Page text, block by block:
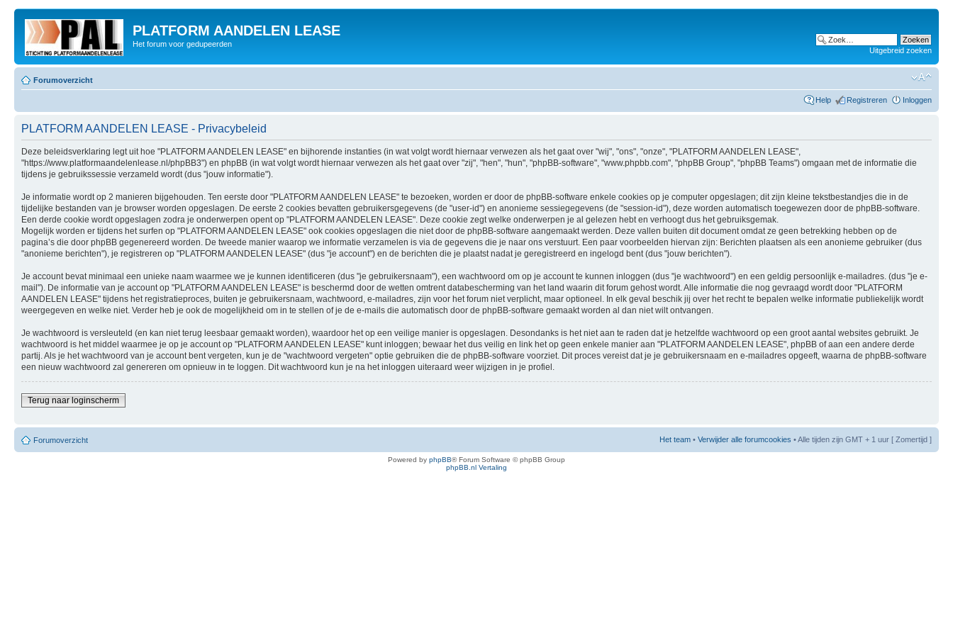
PLATFORM AANDELEN LEASE
Het forum voor gedupeerden
Uitgebreid zoeken
Forumoverzicht
Help Registreren Inloggen
PLATFORM AANDELEN LEASE - Privacybeleid
Deze beleidsverklaring legt uit hoe "PLATFORM AANDELEN LEASE" en bijhorende instanties (in wat volgt wordt hiernaar verwezen als het gaat over "wij", "ons", "onze", "PLATFORM AANDELEN LEASE",
"https://www.platformaandelenlease.nl/phpBB3") en phpBB (in wat volgt wordt hiernaar verwezen als het gaat over "zij", "hen", "hun", "phpBB-software", "www.phpbb.com", "phpBB Group", "phpBB Teams") omgaan met de informatie die
tijdens je gebruikssessie verzameld wordt (dus "jouw informatie").
Je informatie wordt op 2 manieren bijgehouden. Ten eerste door "PLATFORM AANDELEN LEASE" te bezoeken, worden er door de phpBB-software enkele cookies op je computer opgeslagen; dit zijn kleine tekstbestandjes die in de
tijdelijke bestanden van je browser worden opgeslagen. De eerste 2 cookies bevatten gebruikersgegevens (de "user-id") en anonieme sessiegegevens (de "session-id"), deze worden automatisch toegewezen door de phpBB-software.
Een derde cookie wordt opgeslagen zodra je onderwerpen opent op "PLATFORM AANDELEN LEASE". Deze cookie zegt welke onderwerpen je al gelezen hebt en verhoogt dus het gebruiksgemak.
Mogelijk worden er tijdens het surfen op "PLATFORM AANDELEN LEASE" ook cookies opgeslagen die niet door de phpBB-software aangemaakt werden. Deze vallen buiten dit document omdat ze geen betrekking hebben op de
pagina’s die door phpBB gegenereerd worden. De tweede manier waarop we informatie verzamelen is via de gegevens die je naar ons verstuurt. Een paar voorbeelden hiervan zijn: Berichten plaatsen als een anonieme gebruiker (dus
"anonieme berichten"), je registreren op "PLATFORM AANDELEN LEASE" (dus "je account") en de berichten die je plaatst nadat je geregistreerd en ingelogd bent (dus "jouw berichten").
Je account bevat minimaal een unieke naam waarmee we je kunnen identificeren (dus "je gebruikersnaam"), een wachtwoord om op je account te kunnen inloggen (dus "je wachtwoord") en een geldig persoonlijk e-mailadres. (dus "je e-
mail"). De informatie van je account op "PLATFORM AANDELEN LEASE" is beschermd door de wetten omtrent databescherming van het land waarin dit forum gehost wordt. Alle informatie die nog gevraagd wordt door "PLATFORM
AANDELEN LEASE" tijdens het registratieproces, buiten je gebruikersnaam, wachtwoord, e-mailadres, zijn voor het forum niet verplicht, maar optioneel. In elk geval beschik jij over het recht te bepalen welke informatie publiekelijk wordt
weergegeven en welke niet. Verder heb je ook de mogelijkheid om in te stellen of je de e-mails die automatisch door de phpBB-software gemaakt worden al dan niet wilt ontvangen.
Je wachtwoord is versleuteld (en kan niet terug leesbaar gemaakt worden), waardoor het op een veilige manier is opgeslagen. Desondanks is het niet aan te raden dat je hetzelfde wachtwoord op een groot aantal websites gebruikt. Je
wachtwoord is het middel waarmee je op je account op "PLATFORM AANDELEN LEASE" kunt inloggen; bewaar het dus veilig en link het op geen enkele manier aan "PLATFORM AANDELEN LEASE", phpBB of aan een andere derde
partij. Als je het wachtwoord van je account bent vergeten, kun je de "wachtwoord vergeten" optie gebruiken die de phpBB-software voorziet. Dit proces vereist dat je je gebruikersnaam en e-mailadres opgeeft, waarna de phpBB-software
een nieuw wachtwoord zal genereren om opnieuw in te loggen. Dit wachtwoord kun je na het inloggen uiteraard weer wijzigen in je profiel.
Terug naar loginscherm
Forumoverzicht Het team • Verwijder alle forumcookies • Alle tijden zijn GMT + 1 uur [ Zomertijd ]
Powered by phpBB® Forum Software © phpBB Group
phpBB.nl Vertaling